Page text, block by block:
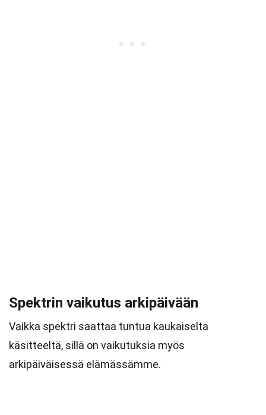
Spektrin vaikutus arkipäivään
Vaikka spektri saattaa tuntua kaukaiselta
käsitteeltä, sillä on vaikutuksia myös
arkipäiväisessä elämässämme.